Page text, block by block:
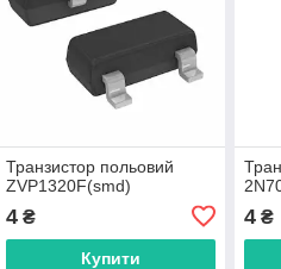
Транзистор польовий
ZVP1320F(smd)
4₴
Купити
4 ₴